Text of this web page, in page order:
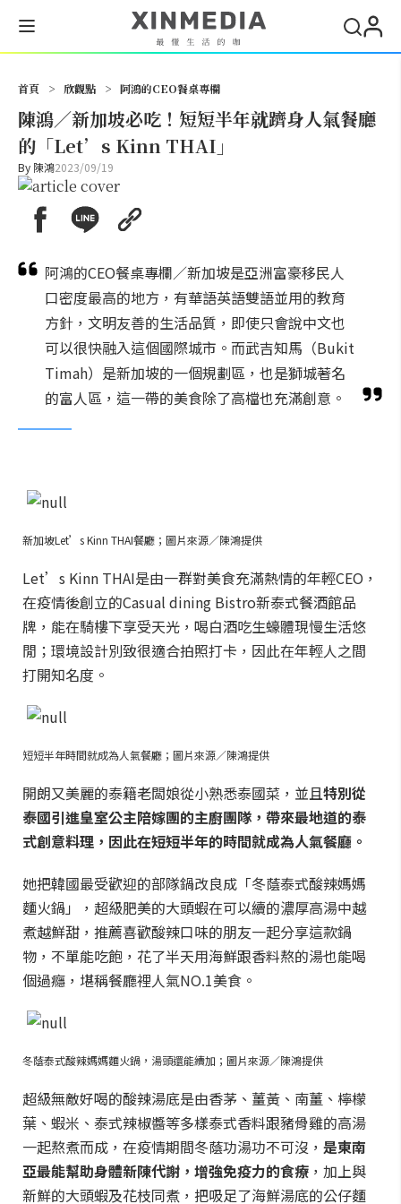
首頁 > 欣觀點 > 阿鴻的CEO餐桌專欄
陳鴻／新加坡必吃！短短半年就躋身人氣餐廳
的「Let’s Kinn THAI」
By 陳鴻2023/09/19
阿鴻的CEO餐桌專欄／新加坡是亞洲富豪移民人
口密度最高的地方，有華語英語雙語並用的教育
方針，文明友善的生活品質，即使只會說中文也
可以很快融入這個國際城市。而武吉知馬（Bukit
Timah）是新加坡的一個規劃區，也是獅城著名
的富人區，這一帶的美食除了高檔也充滿創意。
新加坡Let’s Kinn THAI餐廳；圖片來源／陳鴻提供
Let’s Kinn THAI是由一群對美食充滿熱情的年輕CEO，
在疫情後創立的Casual dining Bistro新泰式餐酒館品
牌，能在騎樓下享受天光，喝白酒吃生蠔體現慢生活悠
閒；環境設計別致很適合拍照打卡，因此在年輕人之間
打開知名度。
短短半年時間就成為人氣餐廳；圖片來源／陳鴻提供
開朗又美麗的泰籍老闆娘從小熟悉泰國菜，並且特別從
泰國引進皇室公主陪嫁團的主廚團隊，帶來最地道的泰
式創意料理，因此在短短半年的時間就成為人氣餐廳。
她把韓國最受歡迎的部隊鍋改良成「冬蔭泰式酸辣媽媽
麵火鍋」，超級肥美的大頭蝦在可以續的濃厚高湯中越
煮越鮮甜，推薦喜歡酸辣口味的朋友一起分享這款鍋
物，不單能吃飽，花了半天用海鮮跟香料熬的湯也能喝
個過癮，堪稱餐廳裡人氣NO.1美食。
冬蔭泰式酸辣媽媽麵火鍋，湯頭還能續加；圖片來源／陳鴻提供
超級無敵好喝的酸辣湯底是由香茅、薑黃、南薑、檸檬
葉、蝦米、泰式辣椒醬等多樣泰式香料跟豬骨雞的高湯
一起熬煮而成，在疫情期間冬蔭功湯功不可沒， 是東南
亞最能幫助身體新陳代謝，增強免疫力的食療 ，加上與
新鮮的大頭蝦及花枝同煮，把吸足了海鮮湯底的公仔麵